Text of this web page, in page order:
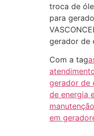
troca de
para
gerador de
Com a tag
gerador de
de energia
em